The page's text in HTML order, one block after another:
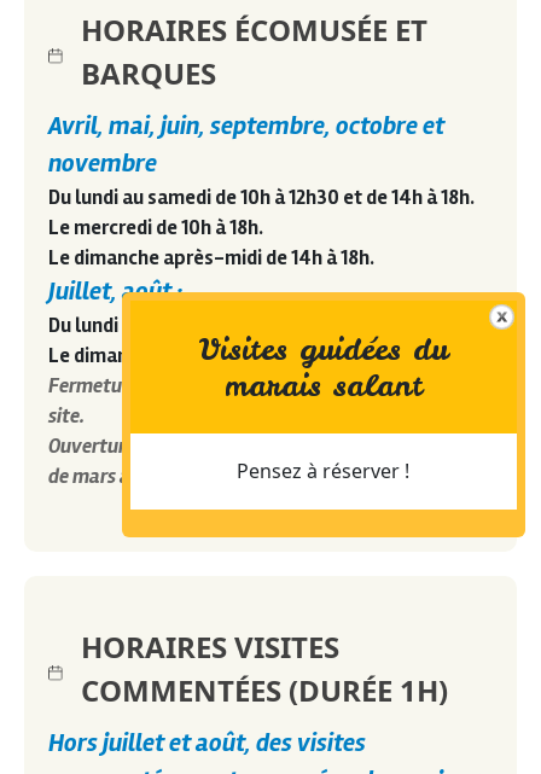
HORAIRES ÉCOMUSÉE ET
BARQUES
Avril, mai, juin, septembre, octobre et
novembre
Du lundi au samedi de10hà12h30 et de14hà18h.
Le mercredi de10hà18h.
Le dimanche après-midi de14hà18h.
Juillet, août :
Du lundi au samedi de
Le dimanche après-midi de 14hà19h.
Fermeture de la billetterie 1h avant la fermeture du
site.
Ouverture possible pour les groupes sur réservation
de mars à octobre.
HORAIRES VISITES
COMMENTÉES (DURÉE 1H)
Hors juillet et août, des visites
Visites guidées du
marais salant
Pensez à réserver !